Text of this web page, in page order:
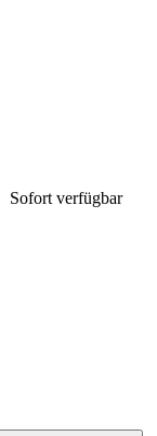
Sofort verfügbar